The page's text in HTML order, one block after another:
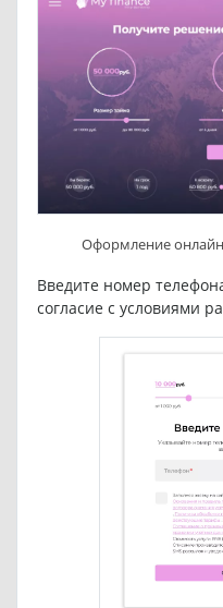
Оформление онлайн
Введите номер
согласие с условиями